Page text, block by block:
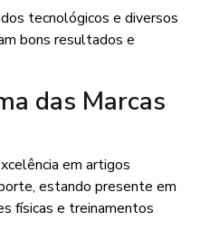
tecnológicos e diversos
bons resultados e
das Marcas
em artigos
estando presente em
físicas e treinamentos